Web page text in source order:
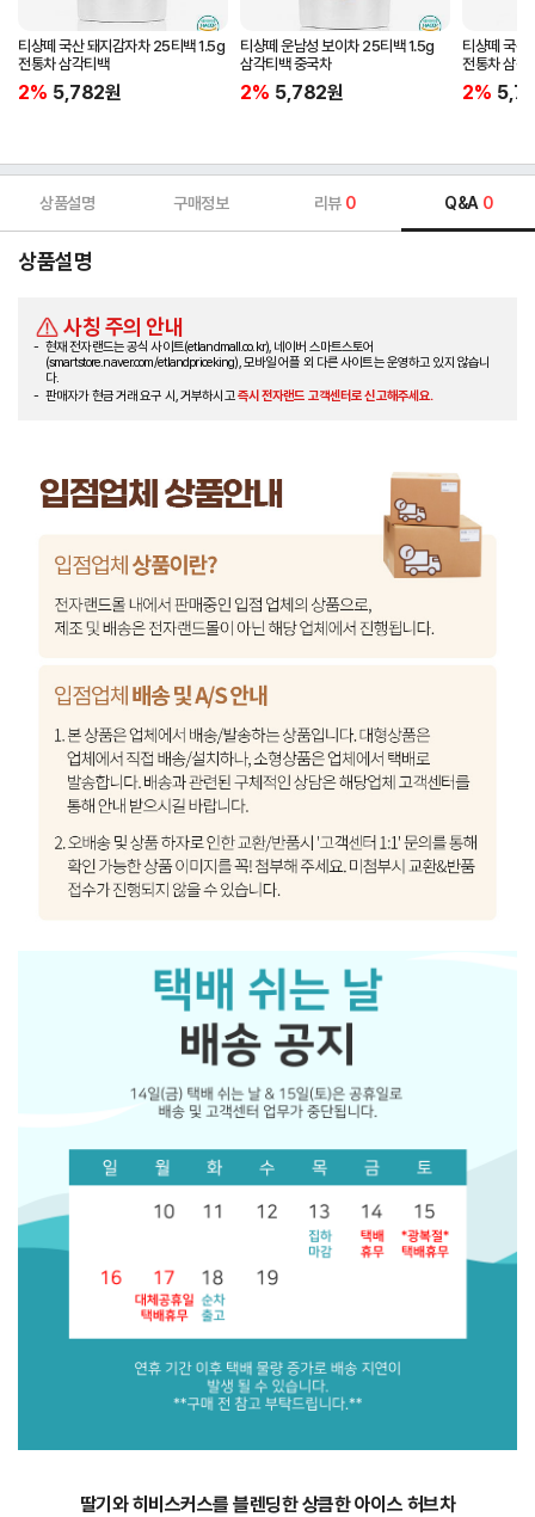
티샹떼 국산 돼지감자차 25티백 1.5g
전통차 삼각티백
2% 5,782원
티샹떼 운남성 보이차 25티백 1.5g
삼각티백 중국차
2% 5,782원
티샹떼 국산
전통차 삼각
2%
상품설명 구매정보 리뷰 0 Q&A 0
상품설명
사칭 주의 안내
현재 전자랜드는 공식 사이트(etlandmall.co.kr), 네이버 스마트스토어
(smartstore.naver.com/etlandpriceking), 모바일 어플 외 다른 사이트는 운영하고 있지 않습니
다.
판매자가 현금 거래 요구 시, 거부하시고즉시 전자랜드 고객센터로 신고해주세요.
딸기와 히비스커스를 블렌딩한 상큼한 아이스 허브차